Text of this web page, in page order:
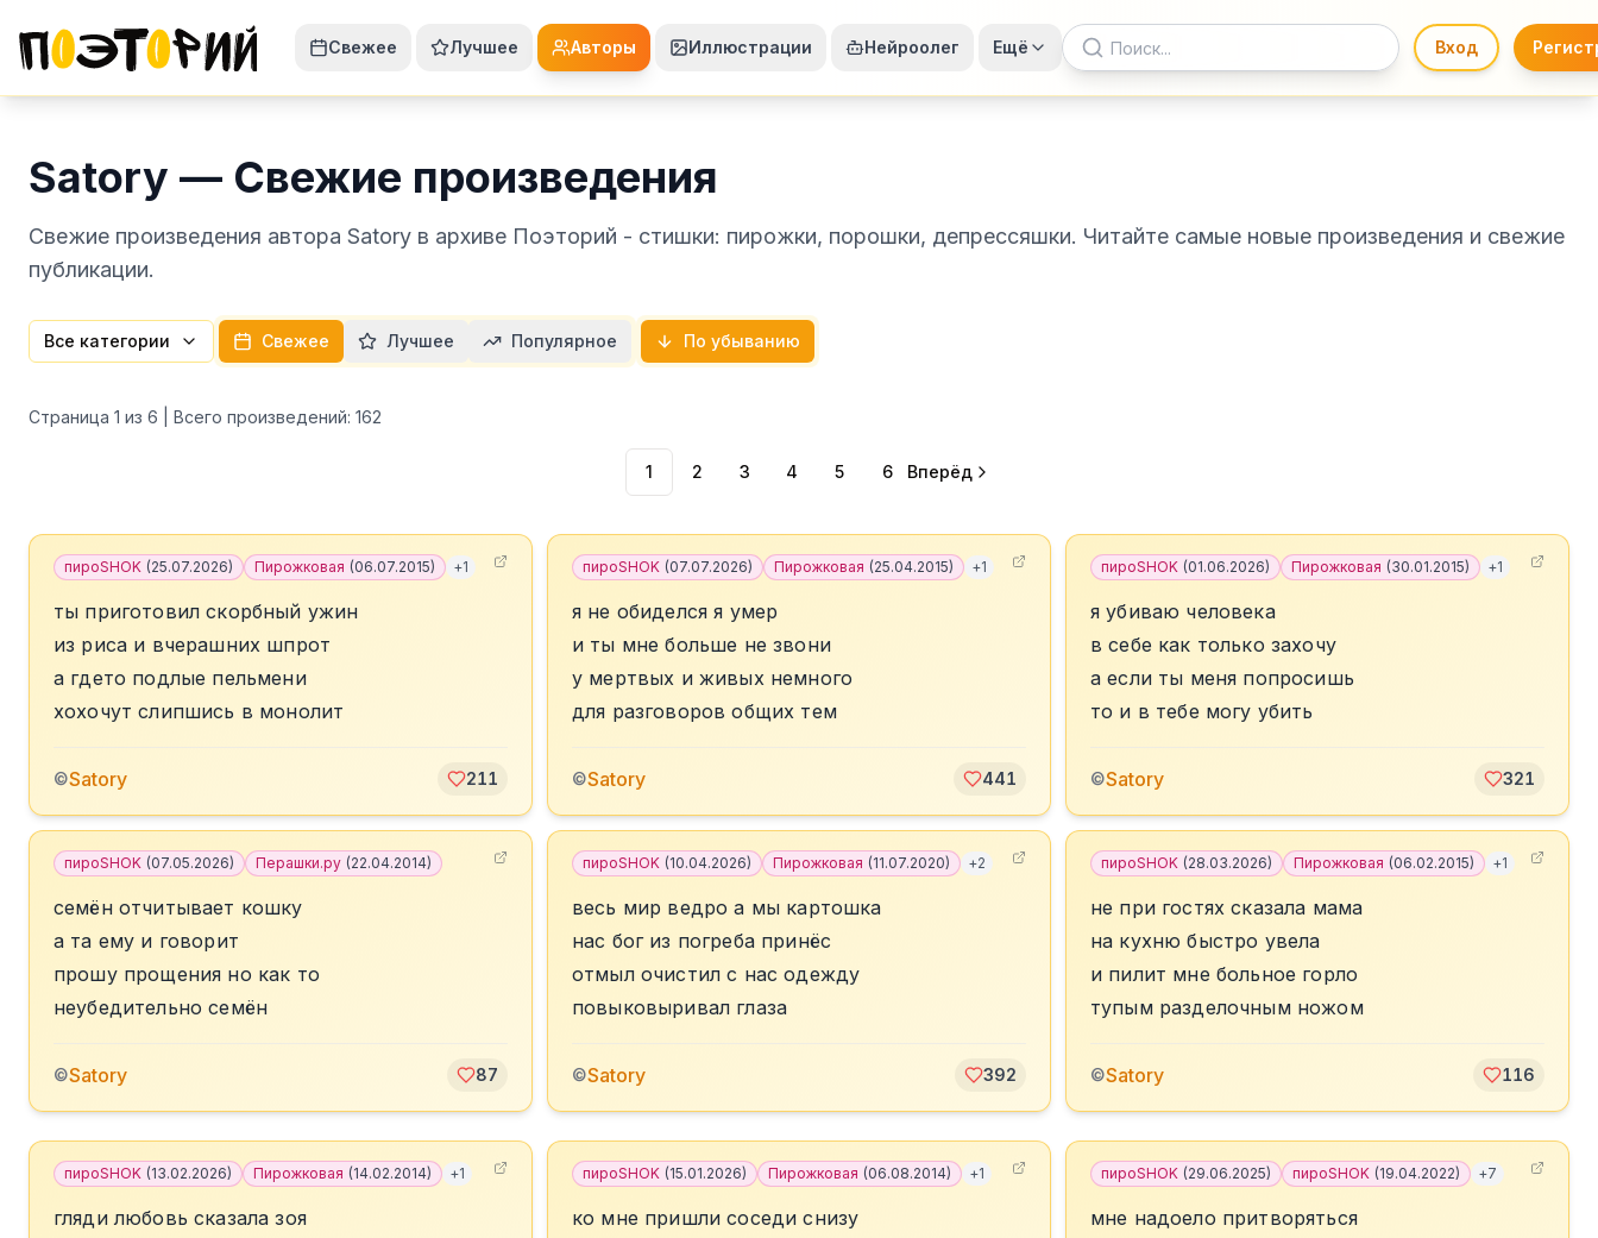
Свежее Лучшее Авторы Иллюстрации Нейроолег Ещё Вход
Satory — Свежие произведения
Свежие произведения автора Satory в архиве Поэторий - стишки: пирожки, порошки, депрессяшки. Читайте самые новые произведения и свежие
публикации.
Все категории Свежее Лучшее Популярное По убыванию
Страница 1 из 6 | Всего произведений: 162
1 2 3 4 5 6 Вперёд
пироSHOK (25.07.2026) Пирожковая (06.07.2015) +1
ты приготовил скорбный ужин
из риса и вчерашних шпрот
а гдето подлые пельмени
хохочут слипшись в монолит
©Satory 211
пироSHOK (07.07.2026) Пирожковая (25.04.2015) +1
я не обиделся я умер
и ты мне больше не звони
у мертвых и живых немного
для разговоров общих тем
©Satory 441
пироSHOK (01.06.2026) Пирожковая (30.01.2015) +1
я убиваю человека
в себе как только захочу
а если ты меня попросишь
то и в тебе могу убить
©Satory 321
пироSHOK (07.05.2026) Перашки.ру (22.04.2014)
семён отчитывает кошку
а та ему и говорит
прошу прощения но как то
неубедительно семён
©Satory 87
пироSHOK (10.04.2026) Пирожковая (11.07.2020) +2
весь мир ведро а мы картошка
нас бог из погреба принёс
отмыл очистил с нас одежду
повыковыривал глаза
©Satory 392
пироSHOK (28.03.2026) Пирожковая (06.02.2015) +1
не при гостях сказала мама
на кухню быстро увела
и пилит мне больное горло
тупым разделочным ножом
©Satory 116
пироSHOK (13.02.2026) Пирожковая (14.02.2014) +1
гляди любовь сказала зоя
пироSHOK (15.01.2026) Пирожковая (06.08.2014) +1
ко мне пришли соседи снизу
пироSHOK (29.06.2025) пироSHOK (19.04.2022) +7
мне надоело притворяться